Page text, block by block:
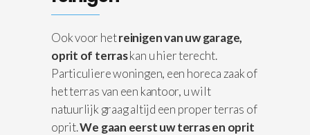
Ook voor hetreinigen van uw garage,
oprit of terraskan u hier terecht.
Particuliere woningen, een horeca zaak of
het terras van een kantoor, u wilt
natuurlijk graag altijd een proper terras of
oprit.We gaan eerst uw terras en oprit